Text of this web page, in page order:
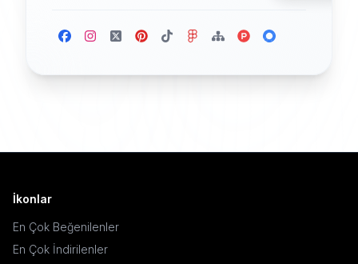
İkonlar
En Çok Beğenilenler
En Çok İndirilenler